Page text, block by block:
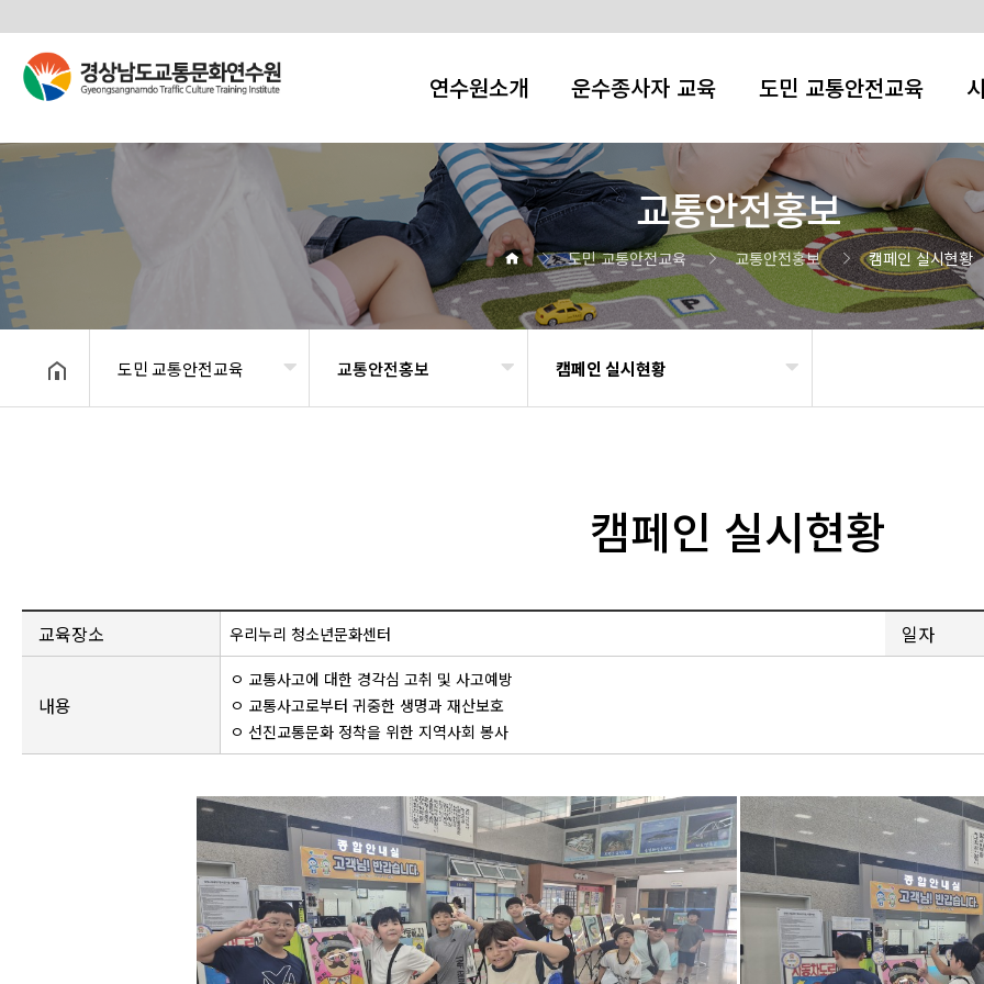
연수원소개 운수종사자 교육 도민 교통안전교육
교통안전홍보
도민 교통안전교육 교통안전홍보 캠페인 실시현황
도민 교통안전교육 교통안전홍보 캠페인 실시현황
캠페인 실시현황
교육장소 우리누리 청소년문화센터 일자
내용
ㅇ 교통사고에 대한 경각심 고취 및 사고예방
ㅇ 교통사고로부터 귀중한 생명과 재산보호
ㅇ 선진교통문화 정착을 위한 지역사회 봉사